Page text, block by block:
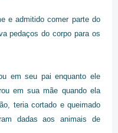
e admitido comer parte do
pedaços do corpo para os
em seu pai enquanto ele
em sua mãe quando ela
teria cortado e queimado
dadas aos animais de